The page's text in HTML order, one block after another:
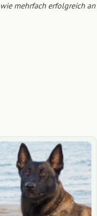
mehrfach erfolgreich an